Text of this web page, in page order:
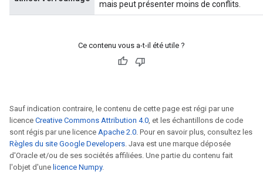
mais peut présenter moins de conflits.
Ce contenu vous a-t-il été utile ?
Sauf indication contraire, le contenu de cette page est régi par une
licence Creative Commons Attribution 4.0, et les échantillons de code
sont régis par une licence Apache 2.0. Pour en savoir plus, consultez les
Règles du site Google Developers. Java est une marque déposée
d'Oracle et/ou de ses sociétés affiliées. Une partie du contenu fait
l'objet d'une licence Numpy.